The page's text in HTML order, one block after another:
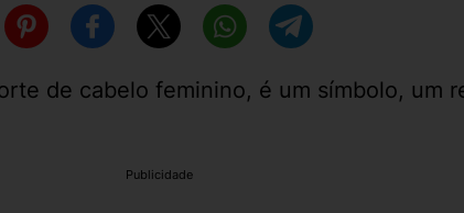
de cabelo feminino, é um símbolo, um
Publicidade